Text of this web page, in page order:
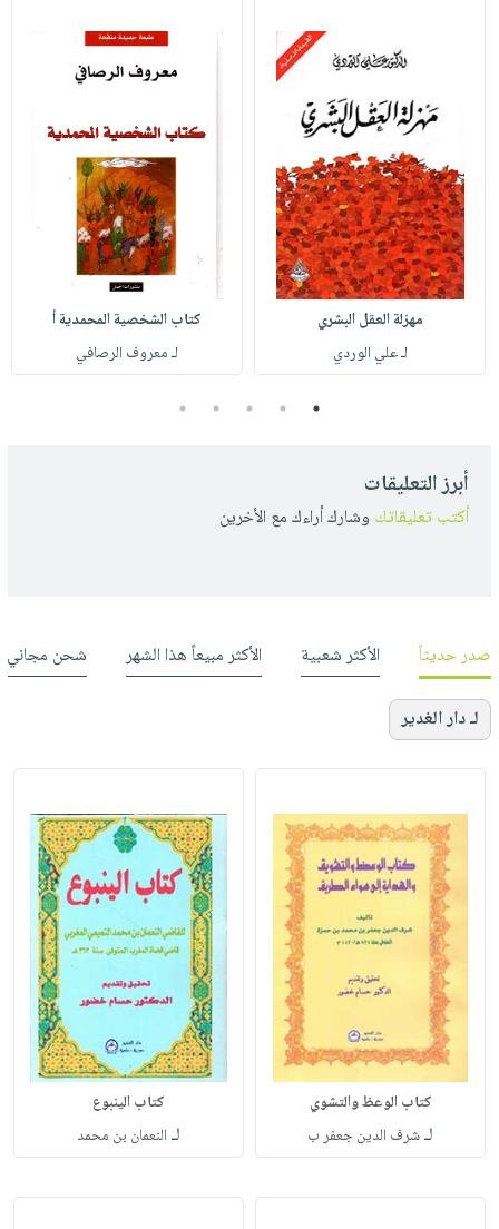
مهزلة العقل البشري
لـ علي الوردي
كتاب الشخصية المحمدية أ
لـ معروف الرصافي
1
2
3
4
5
أبرز التعليقات
أكتب تعليقاتك وشارك أراءك مع الأخرين
صدر حديثاً الأكثر شعبية الأكثر مبيعاً هذا الشهر شحن مجاني
لـ دار الغدير
كتاب الوعظ والتشوي
لـشرف الدين جعفر ب
كتاب الينبوع
لـ النعمان بن محمد